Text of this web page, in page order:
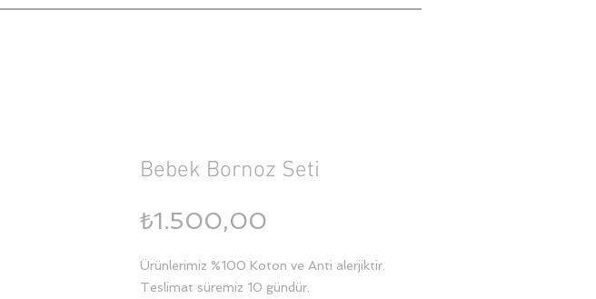
Bebek Bornoz Seti
₺1.500,00
Ürünlerimiz %100 Koton ve Anti alerjiktir.
Teslimat süremiz 10 gündür.